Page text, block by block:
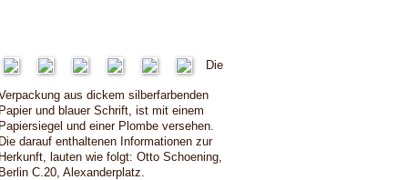
Die
aus dickem silberfarbenden
und blauer Schrift, ist mit einem
und einer Plombe versehen.
darauf enthaltenen Informationen zur
lauten wie folgt: Otto Schoening,
C.20, Alexanderplatz.